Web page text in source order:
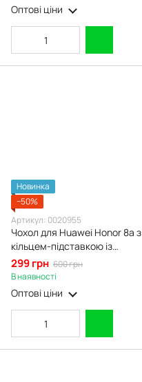
Оптові ціни
Новинка
−50%
Артикул: 0020955
Чохол для Huawei Honor 8a з
кільцем-підставкою із
золотою окантовкою на
хуавей хонор 8a чорний gs1
299 грн 600 грн
В наявності
Оптові ціни